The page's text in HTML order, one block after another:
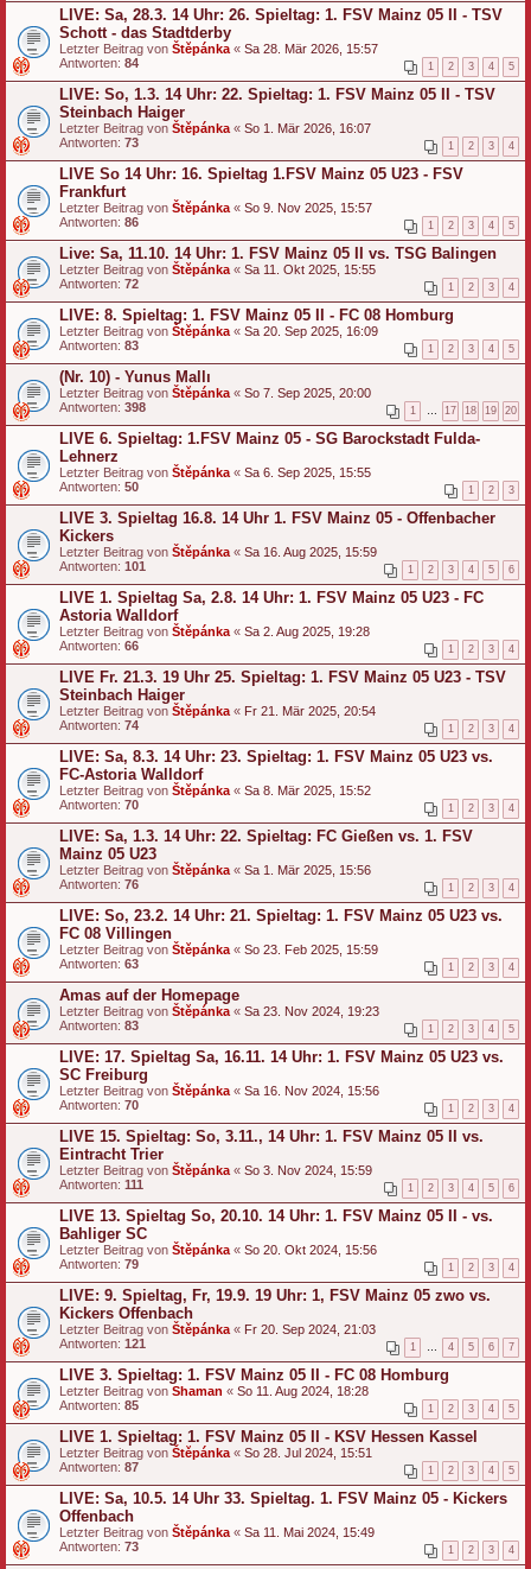
LIVE: Sa, 28.3. 14 Uhr: 26. Spieltag: 1. FSV Mainz 05 II - TSV
Schott - das Stadtderby
Letzter Beitrag von Štěpánka « Sa 28. Mär 2026, 15:57
Antworten: 84 1 2 3 4 5
LIVE: So, 1.3. 14 Uhr: 22. Spieltag: 1. FSV Mainz 05 II - TSV
Steinbach Haiger
Letzter Beitrag von Štěpánka « So 1. Mär 2026, 16:07
Antworten: 73 1 2 3 4
LIVE So 14 Uhr: 16. Spieltag 1.FSV Mainz 05 U23 - FSV
Frankfurt
Letzter Beitrag von Štěpánka « So 9. Nov 2025, 15:57
Antworten: 86 1 2 3 4 5
Live: Sa, 11.10. 14 Uhr: 1. FSV Mainz 05 II vs. TSG Balingen
Letzter Beitrag von Štěpánka « Sa 11. Okt 2025, 15:55
Antworten: 72 1 2 3 4
LIVE: 8. Spieltag: 1. FSV Mainz 05 II - FC 08 Homburg
Letzter Beitrag von Štěpánka « Sa 20. Sep 2025, 16:09
Antworten: 83 1 2 3 4 5
(Nr. 10) - Yunus Mallı
Letzter Beitrag von Štěpánka « So 7. Sep 2025, 20:00
Antworten: 398 1 17 18 19 20
LIVE 6. Spieltag: 1.FSV Mainz 05 - SG Barockstadt Fulda-
Lehnerz
Letzter Beitrag von Štěpánka « Sa 6. Sep 2025, 15:55
Antworten: 50 1 2 3
LIVE 3. Spieltag 16.8. 14 Uhr 1. FSV Mainz 05 - Offenbacher
Kickers
Letzter Beitrag von Štěpánka « Sa 16. Aug 2025, 15:59
Antworten: 101 1 2 3 4 5 6
LIVE 1. Spieltag Sa, 2.8. 14 Uhr: 1. FSV Mainz 05 U23 - FC
Astoria Walldorf
Letzter Beitrag von Štěpánka « Sa 2. Aug 2025, 19:28
Antworten: 66 1 2 3 4
LIVE Fr. 21.3. 19 Uhr 25. Spieltag: 1. FSV Mainz 05 U23 - TSV
Steinbach Haiger
Letzter Beitrag von Štěpánka « Fr 21. Mär 2025, 20:54
Antworten: 74 1 2 3 4
LIVE: Sa, 8.3. 14 Uhr: 23. Spieltag: 1. FSV Mainz 05 U23 vs.
FC-Astoria Walldorf
Letzter Beitrag von Štěpánka « Sa 8. Mär 2025, 15:52
Antworten: 70 1 2 3 4
LIVE: Sa, 1.3. 14 Uhr: 22. Spieltag: FC Gießen vs. 1. FSV
Mainz 05 U23
Letzter Beitrag von Štěpánka « Sa 1. Mär 2025, 15:56
Antworten: 76 1 2 3 4
LIVE: So, 23.2. 14 Uhr: 21. Spieltag: 1. FSV Mainz 05 U23 vs.
FC 08 Villingen
Letzter Beitrag von Štěpánka « So 23. Feb 2025, 15:59
Antworten: 63 1 2 3 4
Amas auf der Homepage
Letzter Beitrag von Štěpánka « Sa 23. Nov 2024, 19:23
Antworten: 83 1 2 3 4 5
LIVE: 17. Spieltag Sa, 16.11. 14 Uhr: 1. FSV Mainz 05 U23 vs.
SC Freiburg
Letzter Beitrag von Štěpánka « Sa 16. Nov 2024, 15:56
Antworten: 70 1 2 3 4
LIVE 15. Spieltag: So, 3.11., 14 Uhr: 1. FSV Mainz 05 II vs.
Eintracht Trier
Letzter Beitrag von Štěpánka « So 3. Nov 2024, 15:59
Antworten: 111 1 2 3 4 5 6
LIVE 13. Spieltag So, 20.10. 14 Uhr: 1. FSV Mainz 05 II - vs.
Bahliger SC
Letzter Beitrag von Štěpánka « So 20. Okt 2024, 15:56
Antworten: 79 1 2 3 4
LIVE: 9. Spieltag, Fr, 19.9. 19 Uhr: 1, FSV Mainz 05 zwo vs.
Kickers Offenbach
Letzter Beitrag von Štěpánka « Fr 20. Sep 2024, 21:03
Antworten: 121 1 4 5 6 7
LIVE 3. Spieltag: 1. FSV Mainz 05 II - FC 08 Homburg
Letzter Beitrag von Shaman « So 11. Aug 2024, 18:28
Antworten: 85 1 2 3 4 5
LIVE 1. Spieltag: 1. FSV Mainz 05 II - KSV Hessen Kassel
Letzter Beitrag von Štěpánka « So 28. Jul 2024, 15:51
Antworten: 87 1 2 3 4 5
LIVE: Sa, 10.5. 14 Uhr 33. Spieltag. 1. FSV Mainz 05 - Kickers
Offenbach
Letzter Beitrag von Štěpánka « Sa 11. Mai 2024, 15:49
Antworten: 73 1 2 3 4